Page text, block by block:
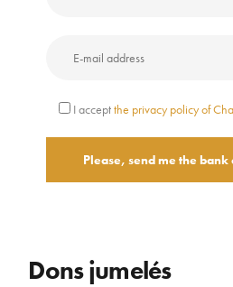
I acceptthe privacy policy of
Dons jumelés